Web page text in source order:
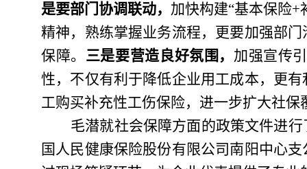
是要部门协调联动， 加快构建“基本保险+
精神，熟练掌握业务流程，更要加强部
保障。 三是要营造良好氛围， 加强宣传
性，不仅有利于降低企业用工成本，更
工购买补充性工伤保险，进一步扩大社保
毛潜就社会保障方面的政策文件进
国人民健康保险股份有限公司南阳中心